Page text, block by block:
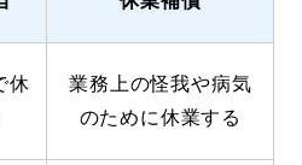
休
業務上の怪我や病気
のために休業する